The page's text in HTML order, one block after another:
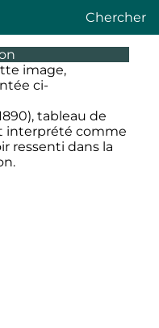
Chercher
tableau de
interprété comme
ressenti dans la